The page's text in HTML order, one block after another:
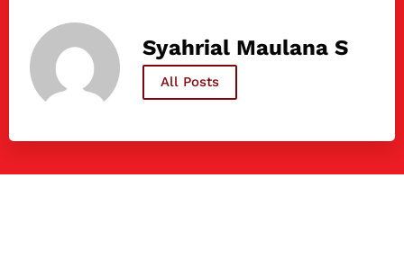
Syahrial Maulana S
All Posts